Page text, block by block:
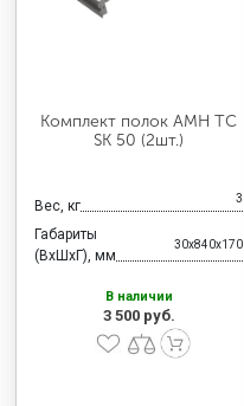
Комплект полок AMH TC
SK 50 (2шт.)
Вес, кг 3
Габариты
(ВхШхГ), мм
30x840x170
В наличии
3 500 руб.